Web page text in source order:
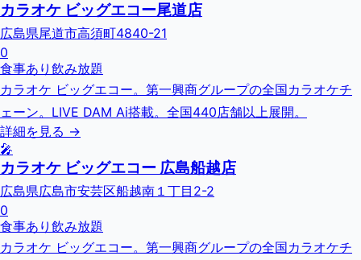
カラオケ ビッグエコー尾道店
広島県尾道市高須町4840-21
0
食事あり 飲み放題
カラオケ ビッグエコー。第一興商グループの全国カラオケチ
ェーン。LIVE DAM Ai搭載。全国440店舗以上展開。
詳細を見る →
🎤
カラオケ ビッグエコー 広島船越店
広島県広島市安芸区船越南１丁目2-2
0
食事あり 飲み放題
カラオケ ビッグエコー。第一興商グループの全国カラオケチ